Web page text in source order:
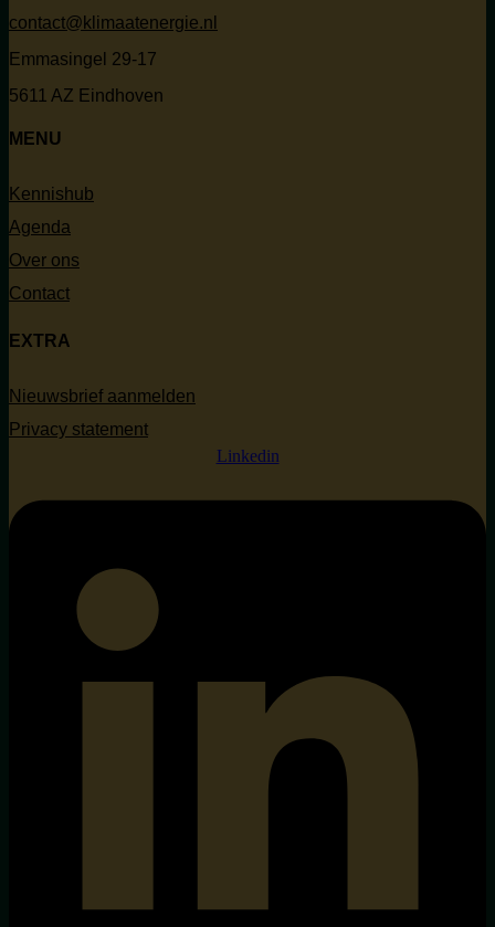
contact@klimaatenergie.nl
Emmasingel 29-17
5611 AZ Eindhoven
MENU
Kennishub
Agenda
Over ons
Contact
EXTRA
Nieuwsbrief aanmelden
Privacy statement
Linkedin